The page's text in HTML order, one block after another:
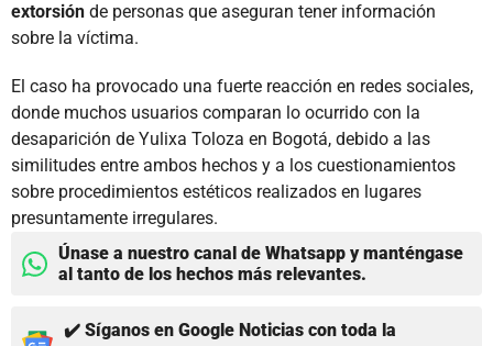
extorsión de personas que aseguran tener información
sobre la víctima.
El caso ha provocado una fuerte reacción en redes sociales,
donde muchos usuarios comparan lo ocurrido con la
desaparición de Yulixa Toloza en Bogotá, debido a las
similitudes entre ambos hechos y a los cuestionamientos
sobre procedimientos estéticos realizados en lugares
presuntamente irregulares.
Únase a nuestro canal de Whatsapp y manténgase
al tanto de los hechos más relevantes.
✔️ Síganos en Google Noticias con toda la